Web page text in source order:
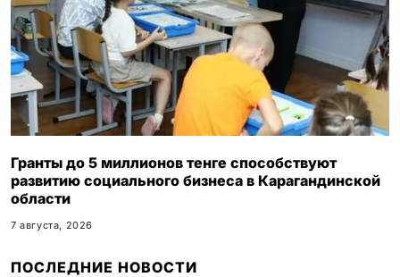
Гранты до 5 миллионов тенге способствуют
развитию социального бизнеса в Карагандинской
области
7 августа, 2026
ПОСЛЕДНИЕ НОВОСТИ